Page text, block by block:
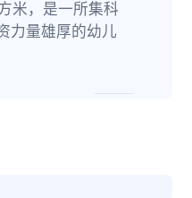
米，是一所集科
力量雄厚的幼儿